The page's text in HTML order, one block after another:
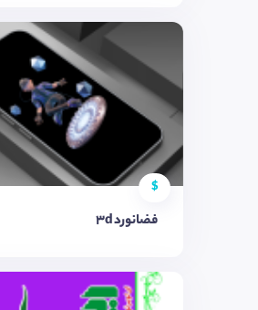
$
فضانورد 3d